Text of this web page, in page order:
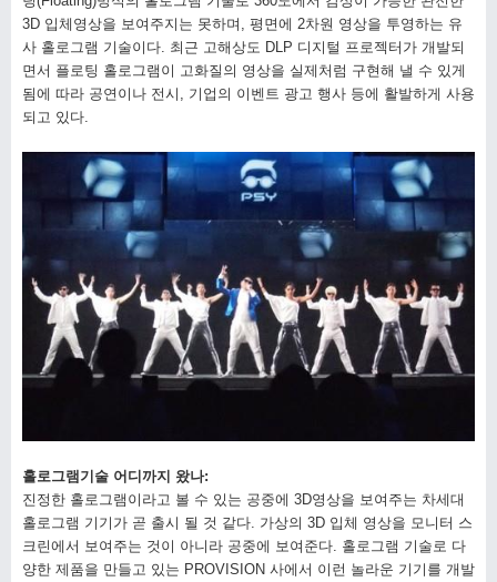
3D 입체영상을 보여주지는 못하며 평면에 2차원 영상을 투영하는 유
사 홀로그램 기술이다 최근 고해상도 DLP 디지털 프로젝터가 개발되
면서 플로팅 홀로그램이 고화질의 영상을 실제처럼 구현해 낼 수 있게
됨에 따라 공연이나 전시
기업의 이벤트 광고 행사 등에 활발하게 사용
되고 있다
홀로그램기술 어디까지 왔나:
진정한 홀로그램이라고 볼 수 있는 공중에 3D영상을 보여주는 차세대
홀로그램 기기가 곧 출시 될 것 같다 가상의 3D 입체 영상을 모니터 스
크린에서 보여주는 것이 아니라 공중에 보여준다 홀로그램 기술로 다
양한 제품을 만들고 있는 PROVISION 사에서 이런 놀라운 기기를 개발